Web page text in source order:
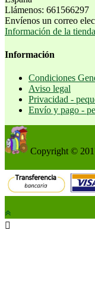
Llámenos: 661566297
Envíenos un correo
Información de la tienda
Información
Condiciones
Aviso legal
Privacidad -
Envío y pago -
Copyright ©
